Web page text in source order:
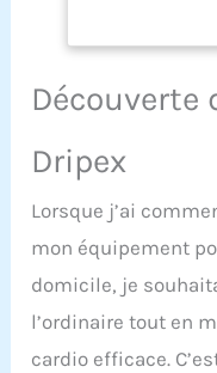
Dripex
Lorsque j’ai
mon équipement
domicile, je
l’ordinaire tout en
cardio efficace.